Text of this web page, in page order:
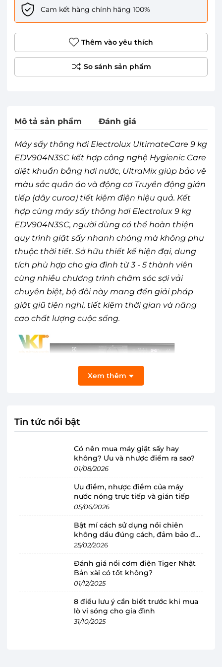
Cam kết hàng chính hãng 100%
Thêm vào yêu thích
Mô tả sản phẩm Đánh giá
Máy sấy thông hơi Electrolux UltimateCare 9 kg
EDV904N3SC kết hợp công nghệ Hygienic Care
diệt khuẩn bằng hơi nước, UltraMix giúp bảo vệ
màu sắc quần áo và động cơ Truyền động gián
tiếp (dây curoa) tiết kiệm điện hiệu quả. Kết
hợp cùng máy sấy thông hơi Electrolux 9 kg
EDV904N3SC, người dùng có thể hoàn thiện
quy trình giặt sấy nhanh chóng mà không phụ
thuộc thời tiết. Sở hữu thiết kế hiện đại, dung
tích phù hợp cho gia đình từ 3 - 5 thành viên
cùng nhiều chương trình chăm sóc sợi vải
chuyên biệt, bộ đôi này mang đến giải pháp
giặt giũ tiện nghi, tiết kiệm thời gian và nâng
cao chất lượng cuộc sống.
Thiết kế sang trọng, vận hành thuận tiện
Máy sấy Electrolux nổi bật với ngoại hình hiện
đại cùng tông màu tối tinh tế, góp phần tạo
điểm nhấn cho không gian giặt giũ. Thiết kế
lồng ngang không chỉ mang lại sự tiện lợi khi sử
dụng mà còn hỗ trợ bố trí linh hoạt ở nhiều vị trí
Xem thêm
Tin tức nổi bật
Có nên mua máy giặt sấy hay
không? Ưu và nhược điểm ra sao?
01/08/2026
Ưu điểm, nhược điểm của máy
nước nóng trực tiếp và gián tiếp
05/06/2026
Bật mí cách sử dụng nồi chiên
không dầu đúng cách, đảm bảo độ
bền
25/02/2026
Đánh giá nồi cơm điện Tiger Nhật
Bản xài có tốt không?
01/12/2025
8 điều lưu ý cần biết trước khi mua
lò vi sóng cho gia đình
31/10/2025